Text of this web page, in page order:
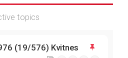
topics
(19/576) Kvitnes